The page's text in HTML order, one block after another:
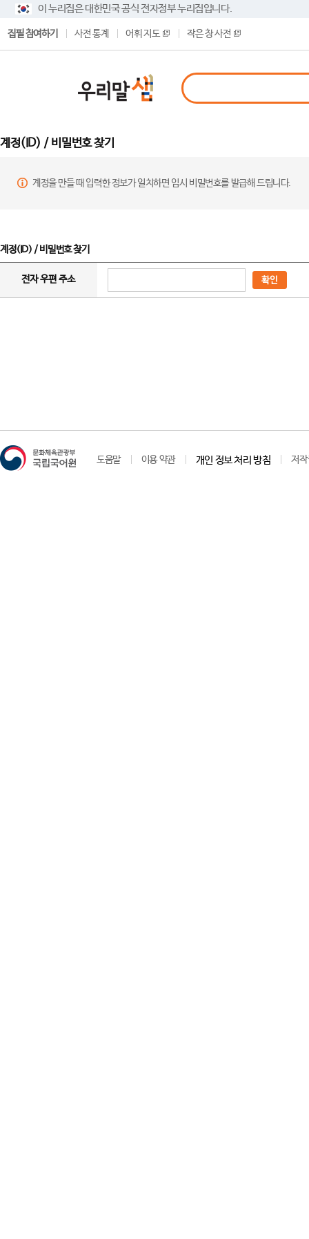
이 누리집은 대한민국 공식 전자정부 누리집입니다.
집필 참여하기 사전 통계 어휘 지도 작은 창 사전
계정(ID) / 비밀번호 찾기
계정을 만들 때 입력한 정보가 일치하면 임시 비밀번호를 발급해 드립니다.
계정(ID) / 비밀번호 찾기
전자 우편 주소 확인
도움말 이용 약관 개인 정보 처리 방침 저